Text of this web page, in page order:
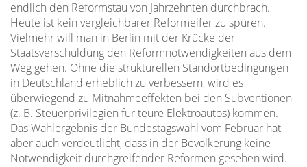
endlich den Reformstau von Jahrzehnten durchbrach.
Heute ist kein vergleichbarer Reformeifer zu spüren.
Vielmehr will man in Berlin mit der Krücke der
Staatsverschuldung den Reformnotwendigkeiten aus dem
Weg gehen. Ohne die strukturellen Standortbedingungen
in Deutschland erheblich zu verbessern, wird es
überwiegend zu Mitnahmeeffekten bei den Subventionen
(z. B. Steuerprivilegien für teure Elektroautos) kommen.
Das Wahlergebnis der Bundestagswahl vom Februar hat
aber auch verdeutlicht, dass in der Bevölkerung keine
Notwendigkeit durchgreifender Reformen gesehen wird.